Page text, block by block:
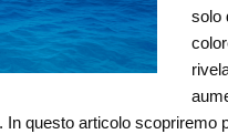
solo
In questo articolo scopriremo